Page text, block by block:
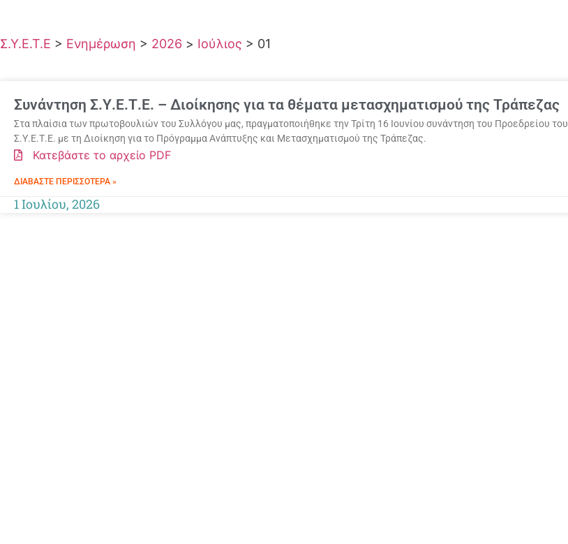
Σ.Υ.Ε.Τ.Ε > Ενημέρωση > 2026 > Ιούλιος > 01
Συνάντηση Σ.Υ.Ε.Τ.Ε. – Διοίκησης για τα θέματα μετασχηματισμού της Τράπεζας
Στα πλαίσια των πρωτοβουλιών του Συλλόγου μας, πραγματοποιήθηκε την Τρίτη 16 Ιουνίου συνάντηση του Προεδρείου του
Σ.Υ.Ε.Τ.Ε. με τη Διοίκηση για τo Πρόγραμμα Ανάπτυξης και Μετασχηματισμού της Τράπεζας.
Κατεβάστε το αρχείο PDF
ΔΙΑΒΆΣΤΕ ΠΕΡΙΣΣΌΤΕΡΑ »
1 Ιουλίου, 2026